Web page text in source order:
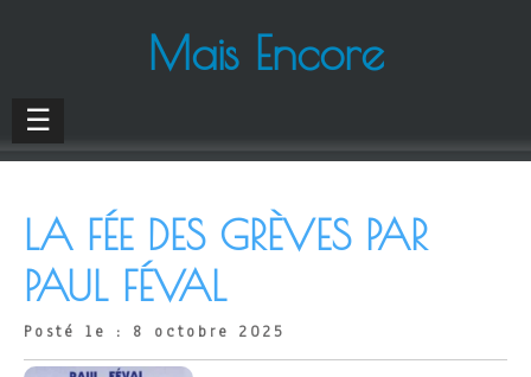
Mais Encore
☰
LA FÉE DES GRÈVES PAR
PAUL FÉVAL
Posté le : 8 octobre 2025